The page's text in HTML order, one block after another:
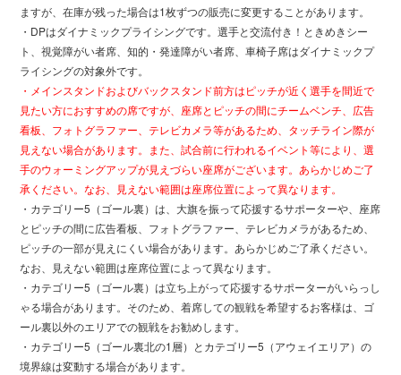
ますが、在庫が残った場合は1枚ずつの販売に変更することがあります。
・DPはダイナミックプライシングです。選手と交流付き！ときめきシー
ト、視覚障がい者席、知的・発達障がい者席、車椅子席はダイナミックプ
ライシングの対象外です。
・メインスタンドおよびバックスタンド前方はピッチが近く選手を間近で
見たい方におすすめの席ですが、座席とピッチの間にチームベンチ、広告
看板、フォトグラファー、テレビカメラ等があるため、タッチライン際が
見えない場合があります。また、試合前に行われるイベント等により、選
手のウォーミングアップが見えづらい座席がございます。あらかじめご了
承ください。なお、見えない範囲は座席位置によって異なります。
・カテゴリー5（ゴール裏）は、大旗を振って応援するサポーターや、座席
とピッチの間に広告看板、フォトグラファー、テレビカメラがあるため、
ピッチの一部が見えにくい場合があります。あらかじめご了承ください。
なお、見えない範囲は座席位置によって異なります。
・カテゴリー5（ゴール裏）は立ち上がって応援するサポーターがいらっし
ゃる場合があります。そのため、着席しての観戦を希望するお客様は、ゴ
ール裏以外のエリアでの観戦をお勧めします。
・カテゴリー5（ゴール裏北の1層）とカテゴリー5（アウェイエリア）の
境界線は変動する場合があります。